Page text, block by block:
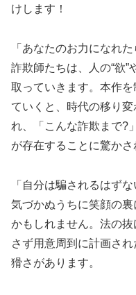
けします！
「あなたのお力になれ
詐欺師たちは、人の“欲”
取っていきます。本作
ていくと、時代の移り
れ、「こんな詐欺まで?
が存在することに驚かさ
「自分は騙されるはず
気づかぬうちに笑顔の
かもしれません。法の
さず用意周到に計画さ
猾さがあります。